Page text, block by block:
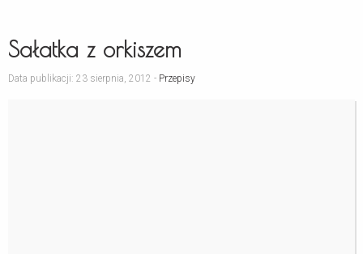
Sałatka z orkiszem
Data publikacji: 23 sierpnia, 2012 - Przepisy